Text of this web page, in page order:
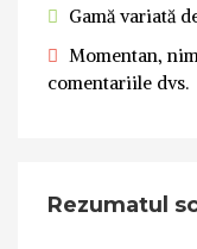
Gamă variată
Momentan,
comentariile dvs.
Rezumatul